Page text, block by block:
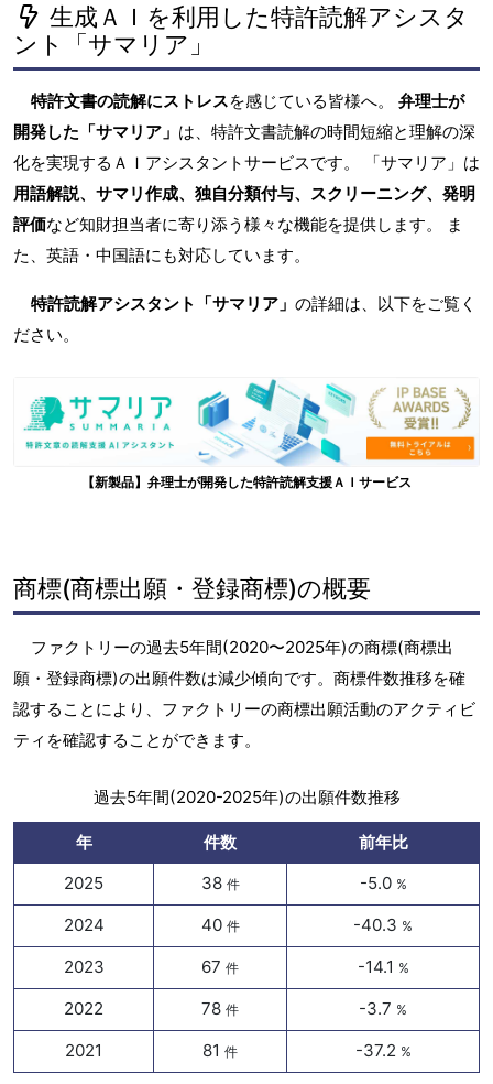
生成ＡＩを利用した特許読解アシスタ
ント「サマリア」
特許文書の読解にストレスを感じている皆様へ。 弁理士が
開発した「サマリア」 は、特許文書読解の時間短縮と理解の深
化を実現するＡＩアシスタントサービスです。 「サマリア」は
用語解説、サマリ作成、独自分類付与、スクリーニング、発明
評価など知財担当者に寄り添う様々な機能を提供します。 ま
た、英語・中国語にも対応しています。
特許読解アシスタント「サマリア」 の詳細は、以下をご覧く
ださい。
【新製品】弁理士が開発した特許読解支援ＡＩサービス
商標(商標出願・登録商標)の概要
ファクトリーの過去5年間(2020〜2025年)の商標(商標出
願・登録商標)の出願件数は減少傾向です。商標件数推移を確
認することにより、ファクトリーの商標出願活動のアクティビ
ティを確認することができます。
過去5年間(2020-2025年)の出願件数推移
年 件数
前年比
2025
38 件 -5.0 %
2024 40 件 -40.3 %
2023 67 件 -14.1 %
2022 78 件 -3.7 %
2021 81 件 -37.2 %